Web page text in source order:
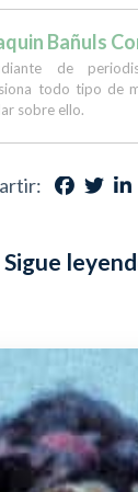
Bañuls
de
todo tipo de
sobre ello.
Sigue